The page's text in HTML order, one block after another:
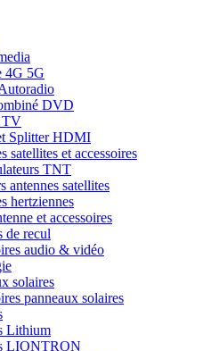
4G 5G
DVD
TV
Splitter HDMI
satellites et accessoires
TNT
antennes satellites
hertziennes
et accessoires
de recul
audio & vidéo
solaires
panneaux solaires
Lithium
LIONTRON